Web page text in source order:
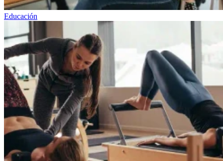
Educación